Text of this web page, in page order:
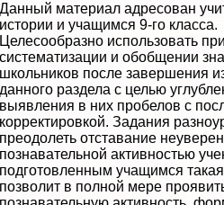
Данный материал адресован
истории и учащимся 9-го класса.
Целесообразно использовать при
систематизации и обобщении
школьников после завершения
данного раздела с целью
выявления в них пробелов с
корректировкой. Задания
преодолеть отставание
познавательной активностью
подготовленным учащимся
позволит в полной мере